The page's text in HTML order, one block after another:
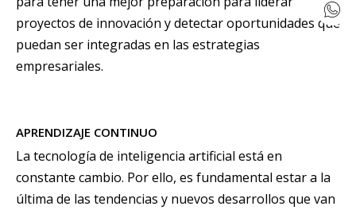
proyectos de innovación y detectar oportunidades que
puedan ser integradas en las estrategias
empresariales.
APRENDIZAJE CONTINUO
La tecnología de inteligencia artificial está en
constante cambio. Por ello, es fundamental estar a la
última de las tendencias y nuevos desarrollos que van